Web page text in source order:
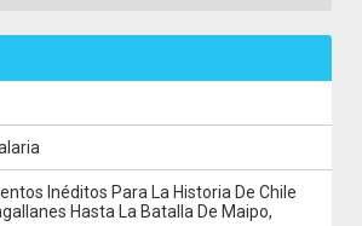
Inéditos Para La Historia De Chile
Hasta La Batalla De Maipo,